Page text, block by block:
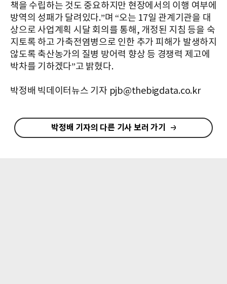
책을 수립하는 것도 중요하지만 현장에서의 이행 여부에
방역의 성패가 달려있다.”며 “오는 17일 관계기관을 대
상으로 사업계획 시달 회의를 통해, 개정된 지침 등을 숙
지토록 하고 가축전염병으로 인한 추가 피해가 발생하지
않도록 축산농가의 질병 방어력 향상 등 경쟁력 제고에
박차를 기하겠다”고 밝혔다.
박정배 빅데이터뉴스 기자 pjb@thebigdata.co.kr
박정배 기자의 다른 기사 보러 가기